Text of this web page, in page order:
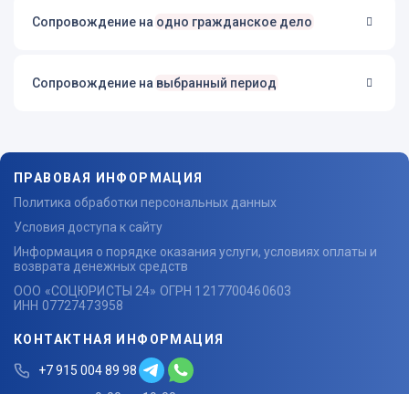
Сопровождение на одно гражданское дело
Сопровождение на выбранный период
ПРАВОВАЯ ИНФОРМАЦИЯ
Политика обработки персональных данных
Условия доступа к сайту
Информация о порядке оказания услуги, условиях оплаты и
возврата денежных средств
ООО «СОЦЮРИСТЫ 24» ОГРН 1217700460603
ИНН 07727473958
КОНТАКТНАЯ ИНФОРМАЦИЯ
+7 915 004 89 98